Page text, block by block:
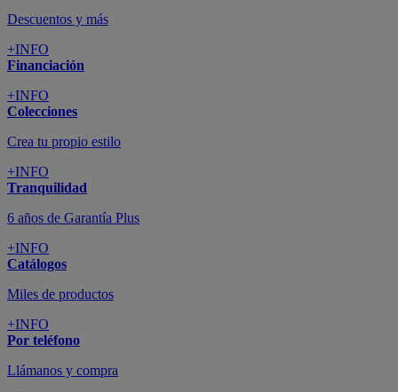
Descuentos y más
+INFO
Financiación
+INFO
Colecciones
Crea tu propio estilo
+INFO
Tranquilidad
6 años de Garantía Plus
+INFO
Catálogos
Miles de productos
+INFO
Por teléfono
Llámanos y compra